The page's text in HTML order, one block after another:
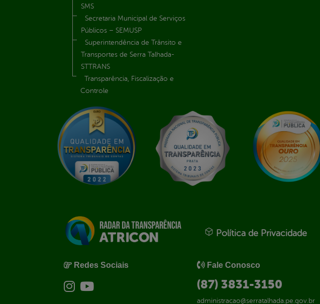
SMS
Secretaria Municipal de Serviços
Públicos – SEMUSP
Superintendência de Trânsito e
Transportes de Serra Talhada-
STTRANS
Transparência, Fiscalização e
Controle
Política de Privacidade
Redes Sociais Fale Conosco
(87) 3831-3150
administracao@serratalhada.pe.gov.br